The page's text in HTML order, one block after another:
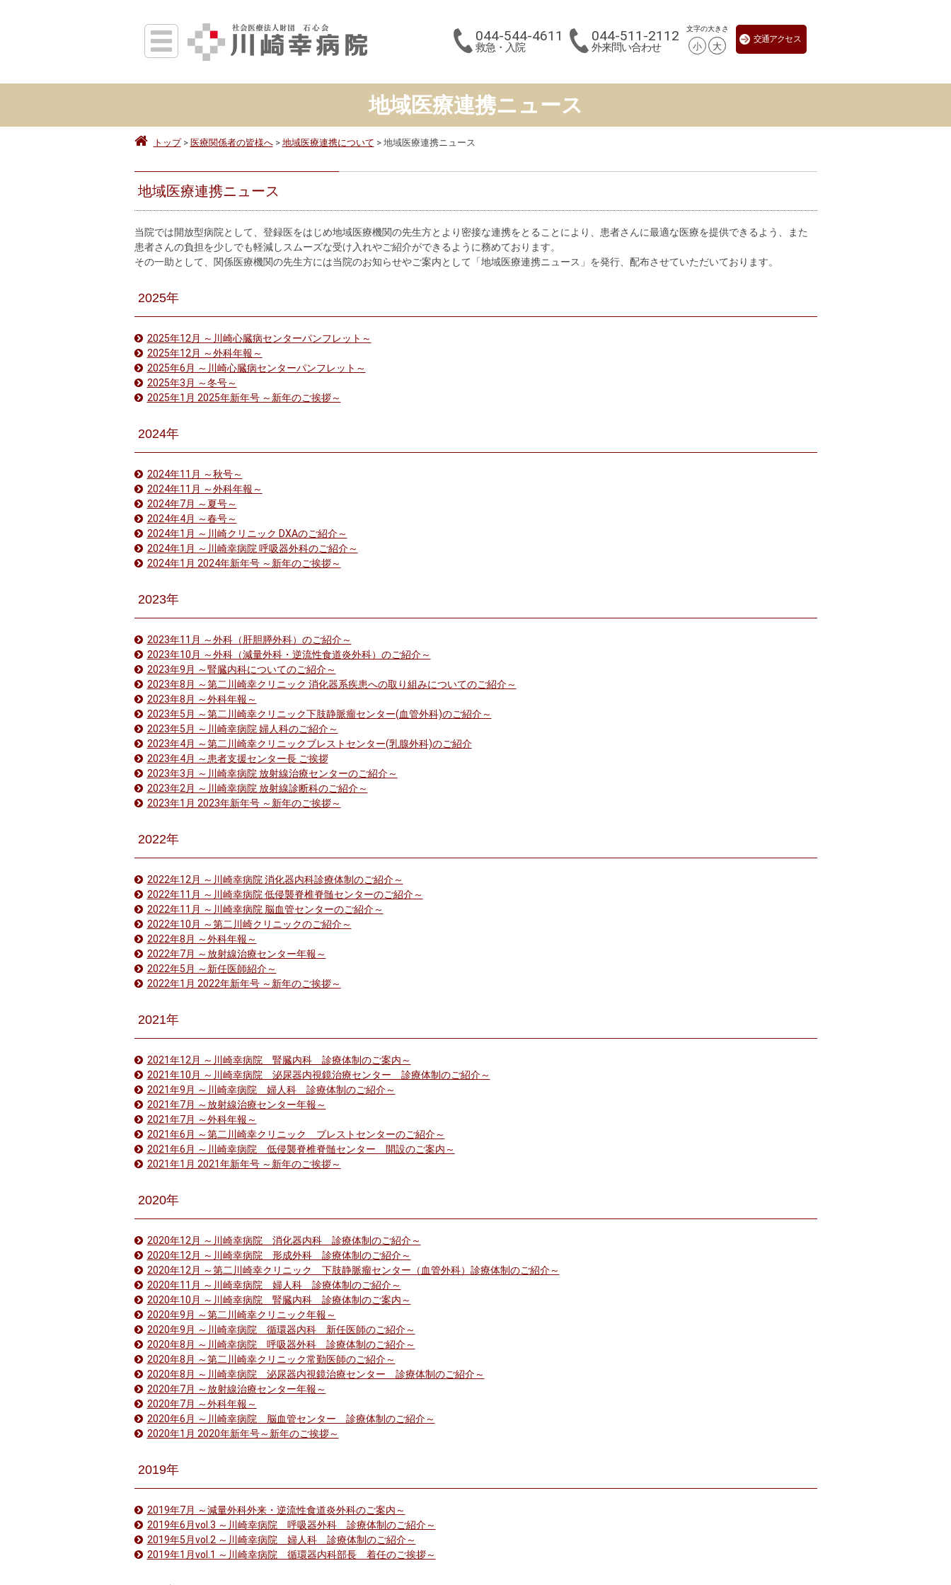
044-544-4611
救急・入院
044-511-2112
外来問い合わせ
文字の大きさ
小 大
交通アクセス
地域医療連携ニュース
トップ 医療関係者の皆様へ 地域医療連携について 地域医療連携ニュース
地域医療連携ニュース
当院では開放型病院として、登録医をはじめ地域医療機関の先生方とより密接な連携をとることにより、患者さんに最適な医療を提供できるよう、また
患者さんの負担を少しでも軽減しスムーズな受け入れやご紹介ができるように務めております。
その一助として、関係医療機関の先生方には当院のお知らせやご案内として「地域医療連携ニュース」を発行、配布させていただいております。
2025年
2025年12月 ～川崎心臓病センターパンフレット～
2025年12月 ～外科年報～
2025年6月 ～川崎心臓病センターパンフレット～
2025年3月 ～冬号～
2025年1月 2025年新年号 ～新年のご挨拶～
2024年
2024年11月 ～秋号～
2024年11月 ～外科年報～
2024年7月 ～夏号～
2024年4月 ～春号～
2024年1月 ～川崎クリニック DXAのご紹介～
2024年1月 ～川崎幸病院 呼吸器外科のご紹介～
2024年1月 2024年新年号 ～新年のご挨拶～
2023年
2023年11月 ～外科（肝胆膵外科）のご紹介～
2023年10月 ～外科（減量外科・逆流性食道炎外科）のご紹介～
2023年9月 ～腎臓内科についてのご紹介～
2023年8月 ～第二川崎幸クリニック 消化器系疾患への取り組みについてのご紹介～
2023年8月 ～外科年報～
2023年5月 ～第二川崎幸クリニック下肢静脈瘤センター(血管外科)のご紹介～
2023年5月 ～川崎幸病院 婦人科のご紹介～
2023年4月 ～第二川崎幸クリニックブレストセンター(乳腺外科)のご紹介
2023年4月 ～患者支援センター長 ご挨拶
2023年3月 ～川崎幸病院 放射線治療センターのご紹介～
2023年2月 ～川崎幸病院 放射線診断科のご紹介～
2023年1月 2023年新年号 ～新年のご挨拶～
2022年
2022年12月 ～川崎幸病院 消化器内科診療体制のご紹介～
2022年11月 ～川崎幸病院 低侵襲脊椎脊髄センターのご紹介～
2022年11月 ～川崎幸病院 脳血管センターのご紹介～
2022年10月 ～第二川崎クリニックのご紹介～
2022年8月 ～外科年報～
2022年7月 ～放射線治療センター年報～
2022年5月 ～新任医師紹介～
2022年1月 2022年新年号 ～新年のご挨拶～
2021年
2021年12月 ～川崎幸病院 腎臓内科 診療体制のご案内～
2021年10月 ～川崎幸病院 泌尿器内視鏡治療センター 診療体制のご紹介～
2021年9月 ～川崎幸病院 婦人科 診療体制のご紹介～
2021年7月 ～放射線治療センター年報～
2021年7月 ～外科年報～
2021年6月 ～第二川崎幸クリニック ブレストセンターのご紹介～
2021年6月 ～川崎幸病院 低侵襲脊椎脊髄センター 開設のご案内～
2021年1月 2021年新年号 ～新年のご挨拶～
2020年
2020年12月 ～川崎幸病院 消化器内科 診療体制のご紹介～
2020年12月 ～川崎幸病院 形成外科 診療体制のご紹介～
2020年12月 ～第二川崎幸クリニック 下肢静脈瘤センター（血管外科）診療体制のご紹介～
2020年11月 ～川崎幸病院 婦人科 診療体制のご紹介～
2020年10月 ～川崎幸病院 腎臓内科 診療体制のご案内～
2020年9月 ～第二川崎幸クリニック年報～
2020年9月 ～川崎幸病院 循環器内科 新任医師のご紹介～
2020年8月 ～川崎幸病院 呼吸器外科 診療体制のご紹介～
2020年8月 ～第二川崎幸クリニック常勤医師のご紹介～
2020年8月 ～川崎幸病院 泌尿器内視鏡治療センター 診療体制のご紹介～
2020年7月 ～放射線治療センター年報～
2020年7月 ～外科年報～
2020年6月 ～川崎幸病院 脳血管センター 診療体制のご紹介～
2020年1月 2020年新年号～新年のご挨拶～
2019年
2019年7月 ～減量外科外来・逆流性食道炎外科のご案内～
2019年6月vol.3 ～川崎幸病院 呼吸器外科 診療体制のご紹介～
2019年5月vol.2 ～川崎幸病院 婦人科 診療体制のご紹介～
2019年1月vol.1 ～川崎幸病院 循環器内科部長 着任のご挨拶～